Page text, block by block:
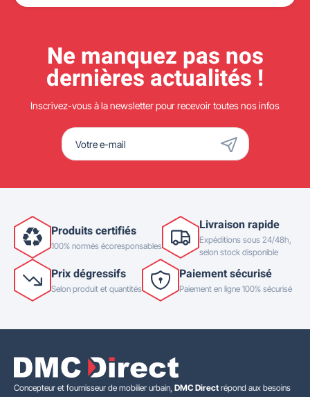
Ne manquez pas nos
dernières actualités !
Inscrivez-vous à la newsletter pour recevoir toutes nos infos
Produits certifiés
100% normés écoresponsables
Livraison rapide
Expéditions sous 24/48h,
selon stock disponible
Prix dégressifs
Selon produit et quantités
Paiement sécurisé
Paiement en ligne 100% sécurisé
Concepteur et fournisseur de mobilier urbain, DMC Direct répond aux besoins